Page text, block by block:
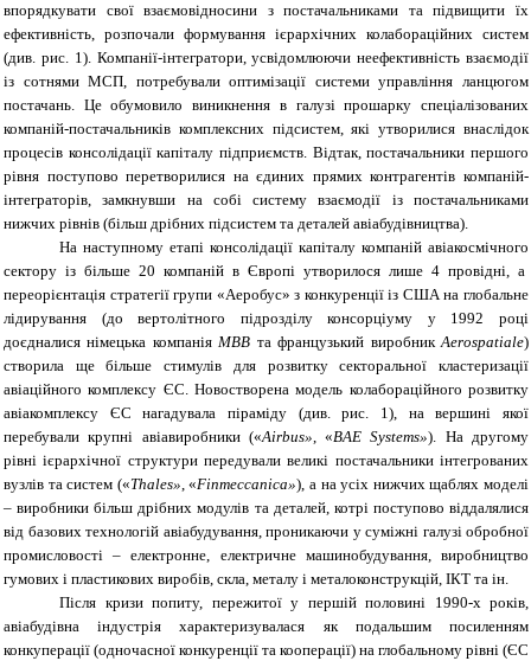
впорядкувати свої взаємовідносини з постачальниками та підвищити їх
ефективність, розпочали формування ієрархічних колабораційних систем
(див. рис. 1). Компанії-інтегратори, усвідомлюючи неефективність взаємодії
із сотнями МСП, потребували оптимізації системи управління ланцюгом
постачань. Це обумовило виникнення в галузі прошарку спеціалізованих
компаній-постачальників комплексних підсистем, які утворилися внаслідок
процесів консолідації капіталу підприємств. Відтак, постачальники першого
рівня поступово перетворилися на єдиних прямих контрагентів компаній-
інтеграторів, замкнувши на собі систему взаємодії із постачальниками
нижчих рівнів (більш дрібних підсистем та деталей авіабудівництва).
На наступному етапі консолідації капіталу компаній авіакосмічного
сектору із більше 20 компаній в Європі утворилося лише 4 провідні, а
переорієнтація стратегії групи «Аеробус» з конкуренції із США на глобальне
лідирування (до вертолітного підрозділу консорціуму у 1992 році
доєдналися німецька компаніяМВВ та французький виробникAerospatiale)
створила ще більше стимулів для розвитку секторальної кластеризації
авіаційного комплексу ЄС. Новостворена модель колабораційного розвитку
авіакомплексу ЄС нагадувала піраміду (див. рис. 1), на вершині якої
перебували крупні авіавиробники («Airbus», «BAE Systems»). На другому
рівні ієрархічної структури передували великі постачальники інтегрованих
вузлів та систем («Thales», «Finmeccanica»), а на усіх нижчих щаблях моделі
– виробники більш дрібних модулів та деталей, котрі поступово віддалялися
від базових технологій авіабудування, проникаючи у суміжні галузі обробної
промисловості – електронне, електричне машинобудування, виробництво
гумових і пластикових виробів, скла, металу і металоконструкцій, ІКТ та ін.
Після кризи попиту, пережитої у першій половині 1990-х років,
авіабудівна індустрія характеризувалася як подальшим посиленням
конкуперації (одночасної конкуренції та кооперації) на глобальному рівні (ЄС